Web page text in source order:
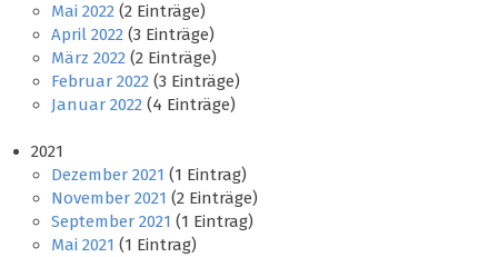
Mai 2022 (2 Einträge)
April 2022 (3 Einträge)
März 2022 (2 Einträge)
Februar 2022 (3 Einträge)
Januar 2022 (4 Einträge)
2021
Dezember 2021 (1 Eintrag)
November 2021 (2 Einträge)
September 2021 (1 Eintrag)
Mai 2021 (1 Eintrag)